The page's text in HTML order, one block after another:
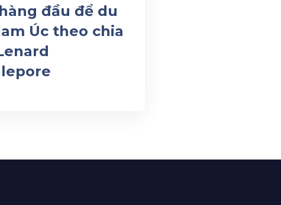
đầu để du
Úc theo chia